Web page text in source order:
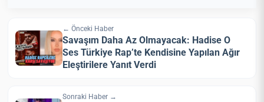
← Önceki Haber
Savaşım Daha Az Olmayacak: Hadise O
Ses Türkiye Rap’te Kendisine Yapılan Ağır
Eleştirilere Yanıt Verdi
Sonraki Haber →